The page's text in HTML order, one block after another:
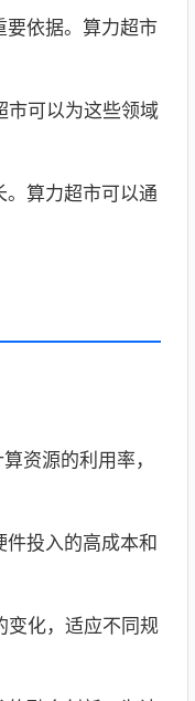
要依据。算力超市
市可以为这些领域
。算力超市可以通
资源的利用率，
投入的高成本和
变化，适应不同规